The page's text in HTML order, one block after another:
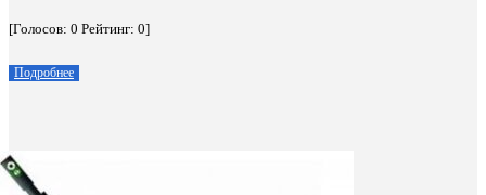
[Голосов: 0 Рейтинг: 0]
Подробнее